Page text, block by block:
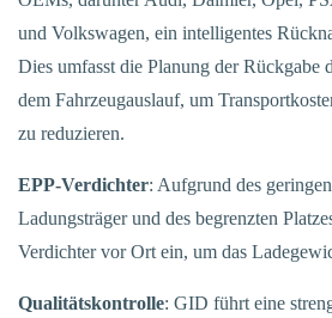
und Volkswagen, ein intelligentes
Dies umfasst die Planung der Rückgabe
dem Fahrzeugauslauf, um
zu reduzieren.
EPP-Verdichter: Aufgrund des
Ladungsträger und des begrenzten
Verdichter vor Ort ein, um das
Qualitätskontrolle: GID führt eine